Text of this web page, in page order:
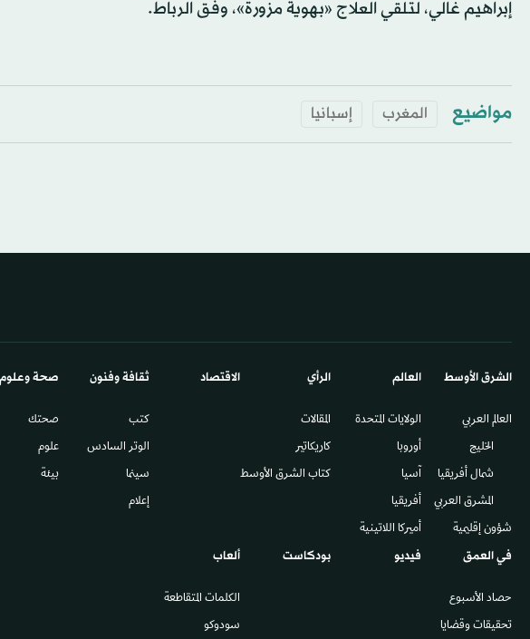
إبراهيم غالي، لتلقي العلاج «بهوية مزورة»، وفق الرباط.
مواضيع المغرب إسبانيا
الشرق الأوسط​
العالم العربي
الخليج
شمال أفريقيا
المشرق العربي
شؤون إقليمية
العالم
الولايات المتحدة
أوروبا
آسيا
أفريقيا
أميركا اللاتينية
الرأي
المقالات
كاريكاتير
كتاب الشرق الأوسط
الاقتصاد ثقافة وفنون
كتب
الوتر السادس​
سينما
إعلام
صحة وعلوم
صحتك
علوم
بيئة
في العمق
حصاد الأسبوع
تحقيقات وقضايا
فيديو بودكاست ألعاب
الكلمات المتقاطعة
سودوكو